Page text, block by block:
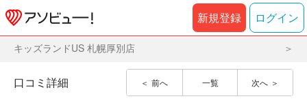
新規登録 ログイン
キッズランドUS 札幌厚別店
前へ 一覧 次へ
口コミ詳細